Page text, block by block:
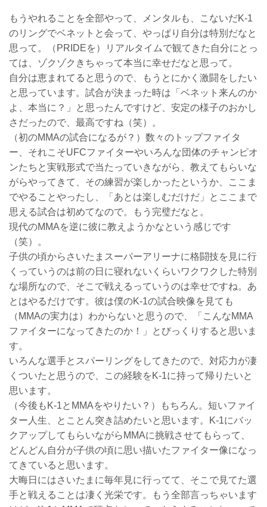
もうやれることを全部やって、メンタルも、こないだK-1
のリングでベネットと会って、やっぱり自分は特別だなと
思って。（PRIDEを）リアルタイムで観てきた自分にとっ
ては、ゾクゾクきちゃって本当に幸せだなと思って。
自分は恵まれてると思うので、もうとにかく激闘をしたい
と思っています。試合が決まった時は「ベネット来んのか
よ、本当に？」と思ったんですけど、安定の様子のおかし
さだったので、最高ですね（笑）。
（初のMMAの試合になるが？）数々のトップファイタ
ー、それこそUFCファイターやいろんな団体のチャンピオ
ンたちと実戦形式で当たっていきながら、教えてもらいな
がらやってきて、その練習が楽しかったというか、ここま
でやることやったし、「あとは楽しむだけだ」とここまで
思える試合は初めてなので。もう完璧だなと。
現代のMMAを逆に彼に教えようかなという感じです
（笑）。
子供の頃からさいたまスーパーアリーナに格闘技を見に行
くっていうのは前の日に寝れないくらいワクワクした特別
な場所なので、そこで戦えるっていうのは幸せですね。あ
とはやるだけです。彼は僕のK-1の試合映像を見ても
（MMAの実力は）わからないと思うので、「こんなMMA
ファイターになってきたのか！」とびっくりすると思いま
す。
いろんな選手とスパーリングをしてきたので、対応力が凄
くついたと思うので、この経験をK-1に持って帰りたいと
思います。
（今後もK-1とMMAをやりたい？）もちろん。短いファイ
ター人生、とことん突き詰めたいと思います。K-1にバッ
クアップしてもらいながらMMAに挑戦させてもらって、
どんどん自分が子供の頃に思い描いたファイター像になっ
てきていると思います。
大晦日にはさいたまに毎年見に行ってて、そこで見てた選
手と戦えることは凄く光栄です。もう全部言っちゃいます